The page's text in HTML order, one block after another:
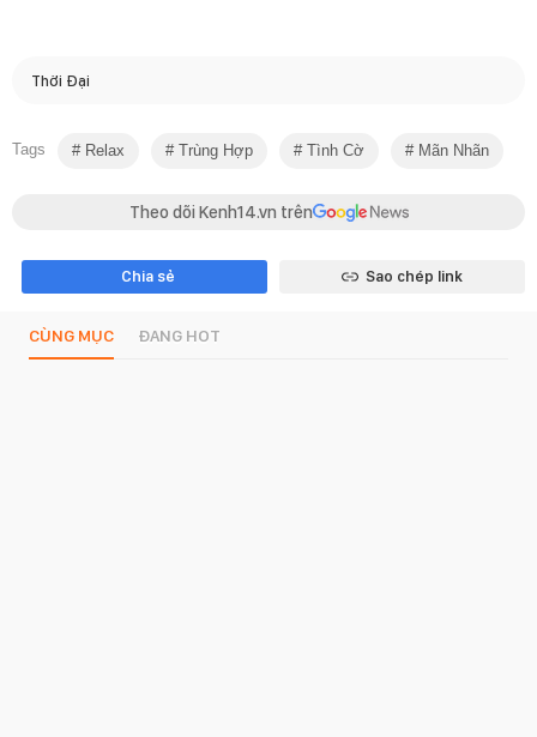
Thời Đại
Tags Relax Trùng Hợp Tình Cờ Mãn Nhãn
Theo dõi Kenh14.vn trên
Chia sẻ Sao chép link
CÙNG MỤC ĐANG HOT